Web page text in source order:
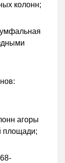
колонн;
агоры
площади;